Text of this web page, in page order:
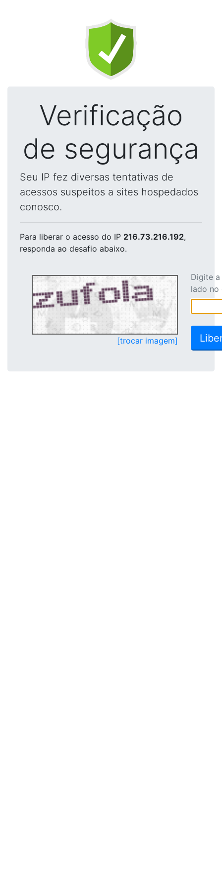
Verificação
de segurança
Seu IP fez diversas tentativas de
acessos suspeitos a sites hospedados
conosco.
Para liberar o acesso do IP 216.73.216.192,
responda ao desafio abaixo.
[trocar imagem]
Digite
lado no